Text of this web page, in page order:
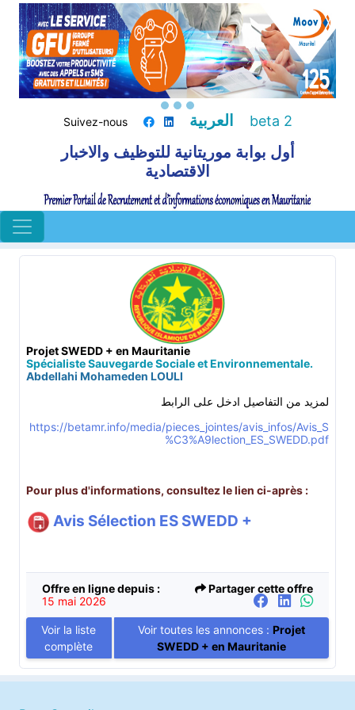
Suivez-nous العربية beta 2
أول بوابة موريتانية للتوظيف والاخبار
الاقتصادية
Projet SWEDD + en Mauritanie
Spécialiste Sauvegarde Sociale et Environnementale.
Abdellahi Mohameden LOULI
لمزيد من التفاصيل ادخل على الرابط
https://betamr.info/media/pieces_jointes/avis_infos/Avis_S
%C3%A9lection_ES_SWEDD.pdf
Pour plus d'informations, consultez le lien ci-après :
Avis Sélection ES SWEDD +
Offre en ligne depuis :
15 mai 2026
Partager cette offre
Voir la liste
complète
Voir toutes les annonces : Projet
SWEDD + en Mauritanie